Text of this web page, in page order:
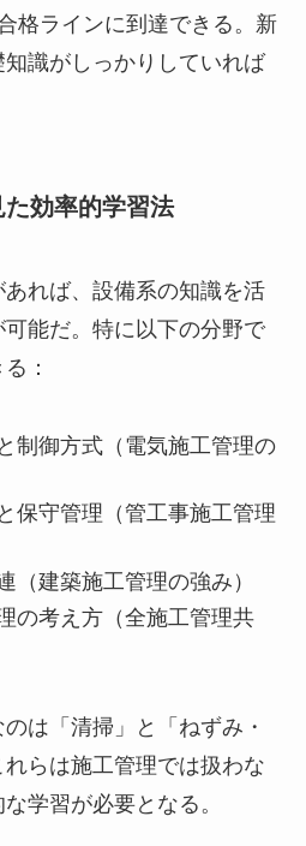
格ラインに到達できる。新
識がしっかりしていれば
効率的学習法
れば、設備系の知識を活
能だ。特に以下の分野で
：
制御方式（電気施工管理の
保守管理（管工事施工管理
（建築施工管理の強み）
の考え方（全施工管理共
は「清掃」と「ねずみ・
らは施工管理では扱わな
学習が必要となる。